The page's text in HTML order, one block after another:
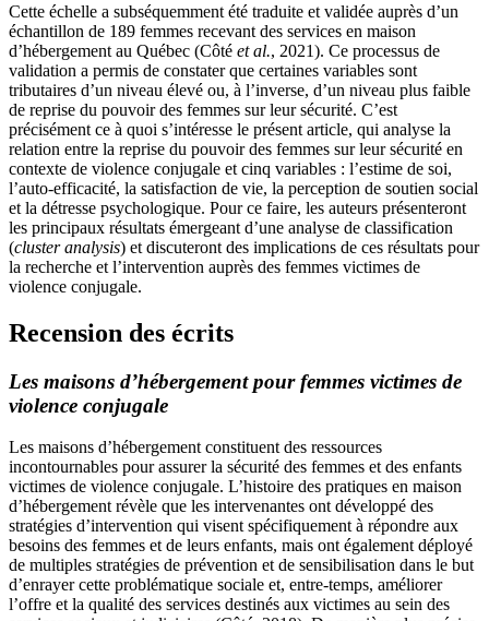
Cette échelle a subséquemment été traduite et validée auprès d’un
échantillon de 189 femmes recevant des services en maison
d’hébergement au Québec (Côté et al., 2021). Ce processus de
validation a permis de constater que certaines variables sont
tributaires d’un niveau élevé ou, à l’inverse, d’un niveau plus faible
de reprise du pouvoir des femmes sur leur sécurité. C’est
précisément ce à quoi s’intéresse le présent article, qui analyse la
relation entre la reprise du pouvoir des femmes sur leur sécurité en
contexte de violence conjugale et cinq variables : l’estime de soi,
l’auto-efficacité, la satisfaction de vie, la perception de soutien social
et la détresse psychologique. Pour ce faire, les auteurs présenteront
les principaux résultats émergeant d’une analyse de classification
(cluster analysis) et discuteront des implications de ces résultats pour
la recherche et l’intervention auprès des femmes victimes de
violence conjugale.
Recension des écrits
Les maisons d’hébergement pour femmes victimes de
violence conjugale
Les maisons d’hébergement constituent des ressources
incontournables pour assurer la sécurité des femmes et des enfants
victimes de violence conjugale. L’histoire des pratiques en maison
d’hébergement révèle que les intervenantes ont développé des
stratégies d’intervention qui visent spécifiquement à répondre aux
besoins des femmes et de leurs enfants, mais ont également déployé
de multiples stratégies de prévention et de sensibilisation dans le but
d’enrayer cette problématique sociale et, entre-temps, améliorer
l’offre et la qualité des services destinés aux victimes au sein des